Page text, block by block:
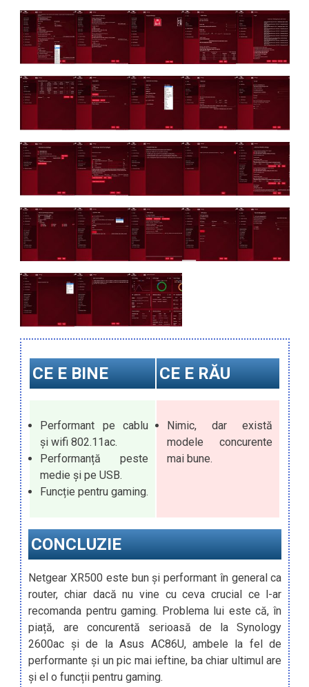
CE E BINE CE E RĂU
Performant pe cablu
și wifi 802.11ac.
Performanță peste
medie și pe USB.
Funcție pentru gaming.
Nimic, dar există
modele concurente
mai bune.
CONCLUZIE
Netgear XR500 este bun și performant în general ca
router, chiar dacă nu vine cu ceva crucial ce l-ar
recomanda pentru gaming. Problema lui este că, în
piață, are concurentă serioasă de la Synology
2600ac și de la Asus AC86U, ambele la fel de
performante și un pic mai ieftine, ba chiar ultimul are
și el o funcții pentru gaming.